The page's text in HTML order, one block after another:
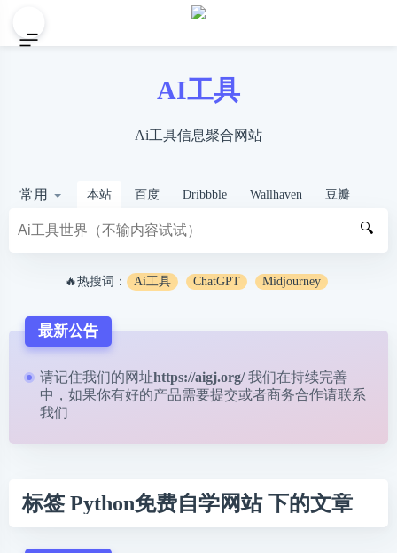
AI工具
Ai工具信息聚合网站
常用 本站 百度 Dribbble Wallhaven 豆瓣
🔍
🔥热搜词： Ai工具 ChatGPT Midjourney
最新公告
请记住我们的网址https://aigj.org/ 我们在持续完善
中，如果你有好的产品需要提交或者商务合作请联系
我们
标签 Python免费自学网站 下的文章